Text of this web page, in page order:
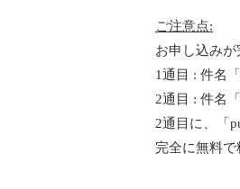
ご注意点:
お申し込みが
1通目 : 件名
2通目 : 件名
2通目に、「
完全に無料で